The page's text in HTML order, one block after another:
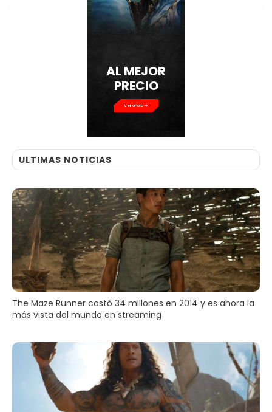
AL MEJOR
PRECIO
Ver ahora
ULTIMAS NOTICIAS
The Maze Runner costó 34 millones en 2014 y es ahora la
más vista del mundo en streaming